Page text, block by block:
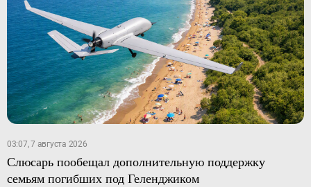
03:07, 7 августа 2026
Слюсарь пообещал дополнительную поддержку
семьям погибших под Геленджиком